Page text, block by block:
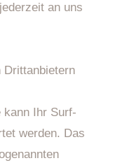
an uns
Drittanbietern
kann Ihr Surf-
werden. Das